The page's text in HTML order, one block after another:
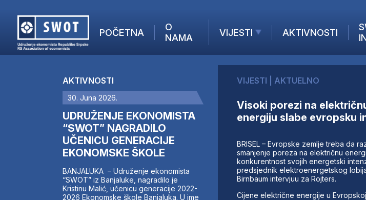
POČETNA
O
NAMA
VIJESTI
AKTUELNO
KOMPANIJE
FINANSIJE
IZ STRANIH MEDIJA
AKTIVNOSTI
AKTUELNO
ANALIZE
KOMPANIJE
FINANSIJE
IZ STRANIH MEDIJA
AKTIVNOSTI
SWOT INTERVJU
UČLANI SE
AKTIVNOSTI
30. Juna 2026.
UDRUŽENJE EKONOMISTA
“SWOT” NAGRADILO
UČENICU GENERACIJE
EKONOMSKE ŠKOLE
BANJALUKA – Udruženje ekonomista
“SWOT” iz Banjaluke, nagradilo je
Kristinu Malić, učenicu generacije 2022-
2026 Ekonomske škole Banjaluka. U ime
VIJESTI AKTUELNO
Visoki porezi na
energiju slabe evropsku
BRISEL – Evropske zemlje treba da
smanjenje poreza na električnu
konkurentnost svojih energetski
predsjednik elektroenergetskog
Birnbaum intervjuu za Rojters.
Cijene električne energije u